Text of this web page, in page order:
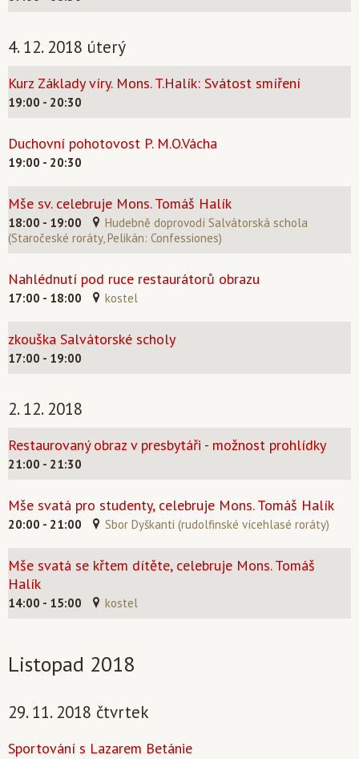
4. 12. 2018 úterý
Kurz Základy víry. Mons. T.Halík: Svátost smíření
19:00 - 20:30
Duchovní pohotovost P. M.O.Vácha
19:00 - 20:30
Mše sv. celebruje Mons. Tomáš Halík
18:00 - 19:00
Hudebně doprovodí Salvátorská schola
(Staročeské roráty, Pelikán: Confessiones)
Nahlédnutí pod ruce restaurátorů obrazu
17:00 - 18:00 kostel
zkouška Salvátorské scholy
17:00 - 19:00
2. 12. 2018
Restaurovaný obraz v presbytáři - možnost prohlídky
21:00 - 21:30
Mše svatá pro studenty, celebruje Mons. Tomáš Halík
20:00 - 21:00 Sbor Dyškanti (rudolfinské vícehlasé roráty)
Mše svatá se křtem dítěte, celebruje Mons. Tomáš
Halík
14:00 - 15:00 kostel
Listopad 2018
29. 11. 2018 čtvrtek
Sportování s Lazarem Betánie